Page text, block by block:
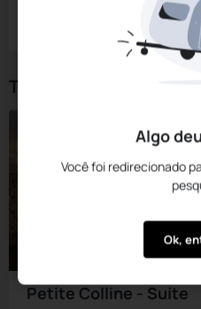
Algo
Você foi redirecionado
Ok,
Check-out
07 Ago
Tipos de Quarto
Petite Colline - Suíte